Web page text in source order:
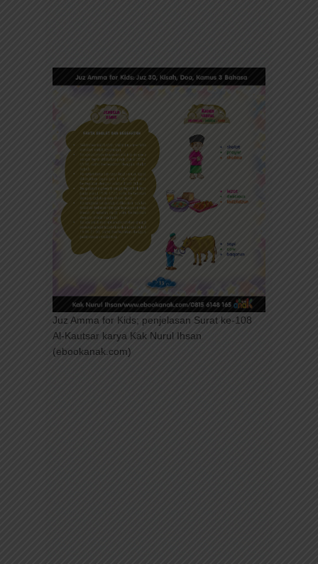
Juz Amma for Kids; penjelasan Surat ke-108
Al-Kautsar karya Kak Nurul Ihsan
(ebookanak.com)